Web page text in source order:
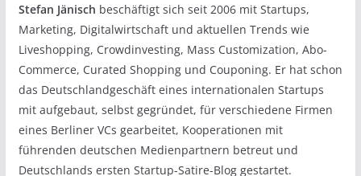
Stefan Jänisch beschäftigt sich seit 2006 mit Startups,
Marketing, Digitalwirtschaft und aktuellen Trends wie
Liveshopping, Crowdinvesting, Mass Customization, Abo-
Commerce, Curated Shopping und Couponing. Er hat schon
das Deutschlandgeschäft eines internationalen Startups
mit aufgebaut, selbst gegründet, für verschiedene Firmen
eines Berliner VCs gearbeitet, Kooperationen mit
führenden deutschen Medienpartnern betreut und
Deutschlands ersten Startup-Satire-Blog gestartet.